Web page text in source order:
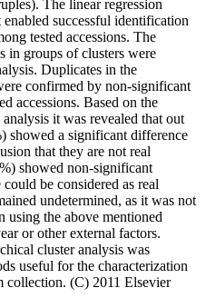
The linear regression
enabled successful identification
tested accessions. The
in groups of clusters were
Duplicates in the
confirmed by non-significant
accessions. Based on the
it was revealed that out
showed a significant difference
that they are not real
showed non-significant
be considered as real
undetermined, as it was not
using the above mentioned
or other external factors.
cluster analysis was
useful for the characterization
collection. (C) 2011 Elsevier